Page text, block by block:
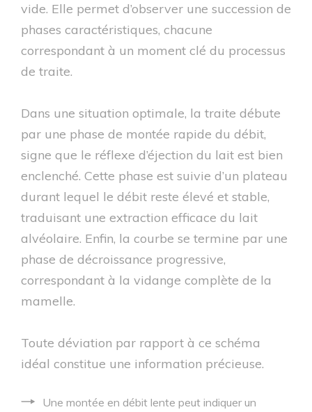
vide. Elle permet d’observer une succession de
phases caractéristiques, chacune
correspondant à un moment clé du processus
de traite.
Dans une situation optimale, la traite débute
par une phase de montée rapide du débit,
signe que le réflexe d’éjection du lait est bien
enclenché. Cette phase est suivie d’un plateau
durant lequel le débit reste élevé et stable,
traduisant une extraction efficace du lait
alvéolaire. Enfin, la courbe se termine par une
phase de décroissance progressive,
correspondant à la vidange complète de la
mamelle.
Toute déviation par rapport à ce schéma
idéal constitue une information précieuse.
Une montée en débit lente peut indiquer un